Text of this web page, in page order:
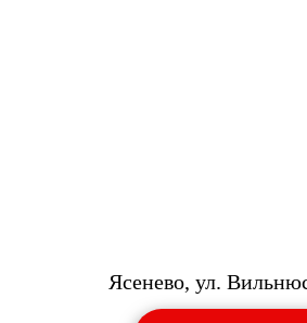
Ясенево, ул.